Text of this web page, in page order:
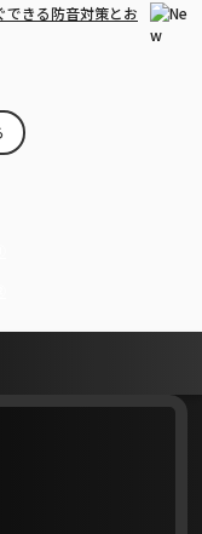
できる防音対策とお